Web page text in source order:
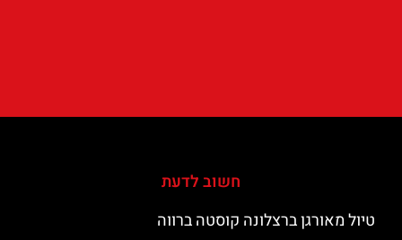
חשוב לדעת
טיול מאורגן ברצלונה קוסטה ברווה